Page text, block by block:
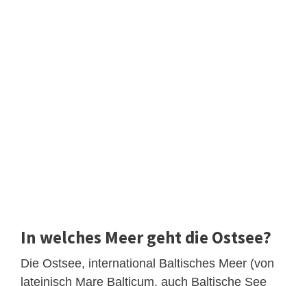
In welches Meer geht die Ostsee?
Die Ostsee, international Baltisches Meer (von
lateinisch Mare Balticum, auch Baltische See